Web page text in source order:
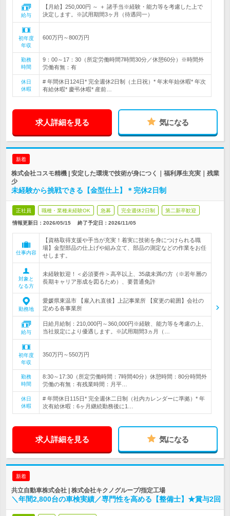
給与
【月給】250,000円 ～ ＋ 諸手当※経験・能力等を考慮した上で
決定します。※試用期間3ヶ月（待遇同一）
初年度
年収
600万円～800万円
勤務
時間
9：00～17：30（所定労働時間7時間30分／休憩60分）※時間外
労働有無：有
休日
休暇
# 年間休日124日* 完全週休2日制（土日祝）* 年末年始休暇* 年次
有給休暇* 慶弔休暇* 産前…
求人詳細を見る 気になる
新着
株式会社コスモ精機 | 安定した環境で技術が身につく｜福利厚生充実｜残業
少
未経験から挑戦できる【金型仕上】＊完休2日制
正社員 職種・業種未経験OK 急募 完全週休2日制 第二新卒歓迎
情報更新日：2026/05/15 終了予定日： 2026/11/05
仕事内容
【資格取得支援や手当が充実！着実に技術を身につけられる職
場】金型部品の仕上げや組み立て、部品の測定などの作業をお任
せします。
対象と
なる方
未経験歓迎！＜必須要件＞高卒以上、35歳未満の方（※若年層の
長期キャリア形成を図るため）、要普通免許
勤務地
愛媛県東温市 【雇入れ直後】上記事業所 【変更の範囲】会社の
定める各事業所
給与
日給月給制：210,000円～360,000円※経験、能力等を考慮の上、
当社規定により優遇します。※試用期間3ヵ月（…
初年度
年収
350万円～550万円
勤務
時間
8:30～17:30（所定労働時間：7時間40分）休憩時間：80分時間外
労働の有無：有残業時間：月平…
休日
休暇
# 年間休日115日* 完全週休二日制（社内カレンダーに準拠）* 年
次有給休暇：6ヶ月継続勤務後に1…
求人詳細を見る 気になる
新着
共立自動車株式会社 | 株式会社キクノグループ/指定工場
＼年間2,800台の車検実績／専門性を高める【整備士】★賞与2回